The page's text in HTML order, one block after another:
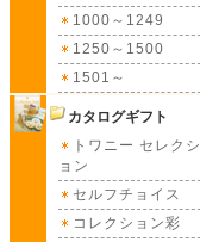
1000～1249
1250～1500
1501～
カタログギフト
トワニー セレクシ
ョン
セルフチョイス
コレクション彩